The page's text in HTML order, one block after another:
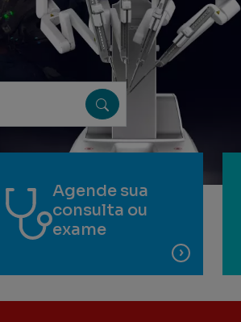
Agende sua
consulta ou
exame